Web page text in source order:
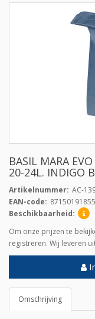
Omschrijving
BASIL MARA
20-24L. INDIGO
Artikelnummer: AC-
EAN-code:
Beschikbaarheid:
Om onze prijzen te
registreren. Wij leveren